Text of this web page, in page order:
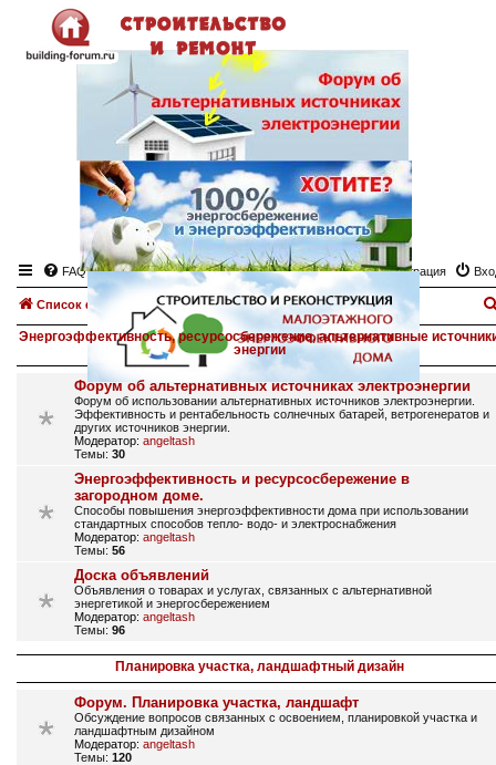
FAQ Регистрация
Список форумов
Энергоэффективность, ресурсосбережение, альтернативные
энергии
Форум об альтернативных источниках электроэнергии
Форум об использовании альтернативных источников электроэнергии.
Эффективность и рентабельность солнечных батарей, ветрогенератов и
других источников энергии.
Модератор: angeltash
Темы: 30
Энергоэффективность и ресурсосбережение в
загородном доме.
Способы повышения энергоэффективности дома при использовании
стандартных способов тепло- водо- и электроснабжения
Модератор: angeltash
Темы: 56
Доска объявлений
Объявления о товарах и услугах, связанных с альтернативной
энергетикой и энергосбережением
Модератор: angeltash
Темы: 96
Планировка участка, ландшафтный дизайн
Форум. Планировка участка, ландшафт
Обсуждение вопросов связанных с освоением, планировкой участка и
ландшафтным дизайном
Модератор: angeltash
Темы: 120